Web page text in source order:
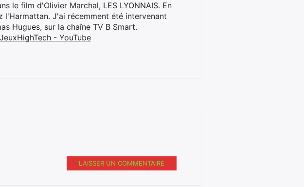
le film d'Olivier Marchal, LES LYONNAIS. En
J'ai récemment été intervenant
Hugues, sur la chaîne TV B Smart.
- YouTube
LAISSER UN COMMENTAIRE